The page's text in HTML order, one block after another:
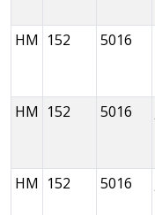
HM 152 5016
HM 152 5016
HM 152 5016